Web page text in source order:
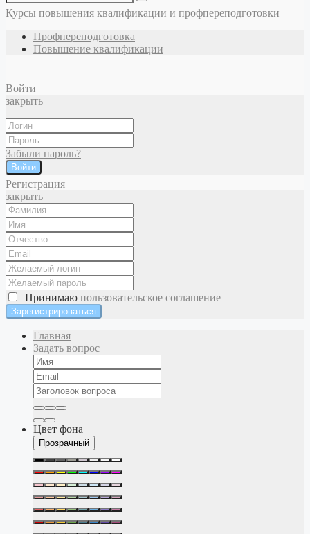
Курсы повышения квалификации и профпереподготовки
Профпереподготовка
Повышение квалификации
Войти
закрыть
Забыли пароль?
Войти
Регистрация
закрыть
Принимаю пользовательское соглашение
Главная
Задать вопрос
Цвет фона
Прозрачный